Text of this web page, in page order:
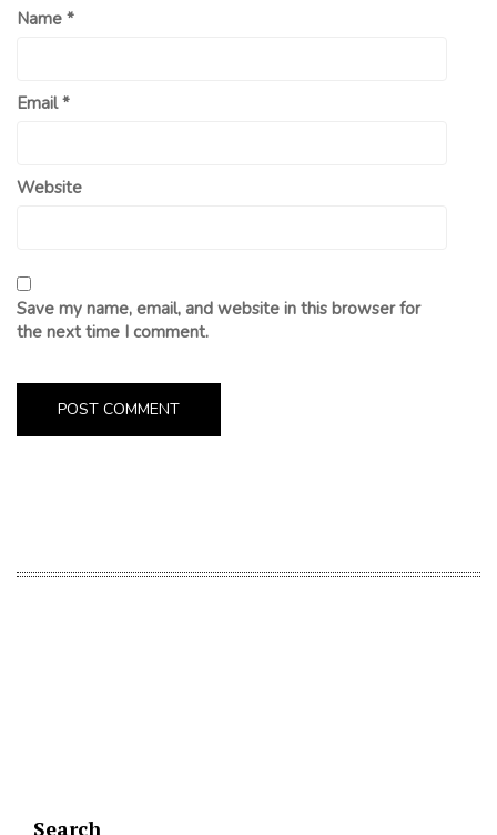
Name *
Email*
Website
Save my name, email, and website in this browser for
the next time I comment.
Search